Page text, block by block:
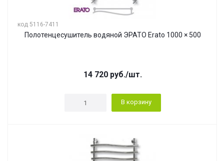
код 5116-7411
Полотенцесушитель водяной ЭРАТО Erato 1000 × 500
14 720руб./шт.
В корзину